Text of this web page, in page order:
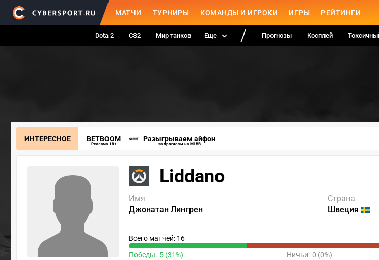
МАТЧИ ТУРНИРЫ КОМАНДЫ И ИГРОКИ ИГРЫ РЕЙТИНГИ
Dota 2 CS2 Мир танков Еще Прогнозы Косплей
ИНТЕРЕСНОЕ BETBOOM
Реклама 18+
Разыгрываем айфон
за прогнозы на MLBB
Liddano
Имя
Джонатан Лингрен
Страна
Швеция
Всего матчей: 16
Победы: 5 (31%) Ничьи: 0 (0%)